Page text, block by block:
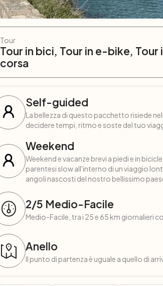
Tour
Tour in bici, Tour in e-bike, Tour
corsa
Self-guided
La bellezza di questo pacchetto risiede
decidere tempi, ritmo e soste del tuo
Weekend
Weekend e vacanze brevi a piedi e in
parentesi slow all'interno di un viaggio
angoli nascosti del nostro bellissimo
2/5 Medio-Facile
Medio-Facile, tra i 25 e 65 km giornalieri
Anello
Il punto di partenza è uguale a quello di